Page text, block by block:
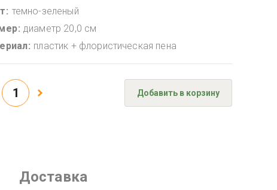
темно-зеленый
диаметр 20,0 см
пластик + флористическая пена
Добавить в корзину
Доставка